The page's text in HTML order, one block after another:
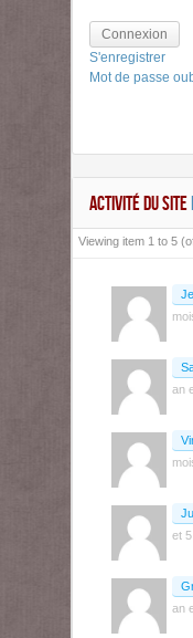
Connexion
S'enregistrer
Mot de passe
ACTIVITÉ DU SITE
Viewing item 1 to 5
an
et
an